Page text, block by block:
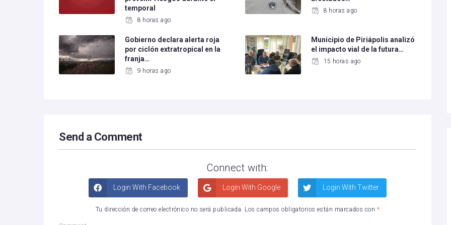
temporal
8 horas ago
8 horas ago
Gobierno declara alerta roja
por ciclón extratropical en la
franja…
9 horas ago
Municipio de Piriápolis analizó
el impacto vial de la futura…
15 horas ago
Send a Comment
Connect with:
Login With Facebook Login With Google Login With Twitter
Tu dirección de correo electrónico no será publicada. Los campos obligatorios están marcados con *